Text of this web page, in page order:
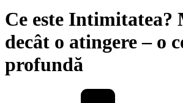
Ce este
decât o atingere – o
profundă